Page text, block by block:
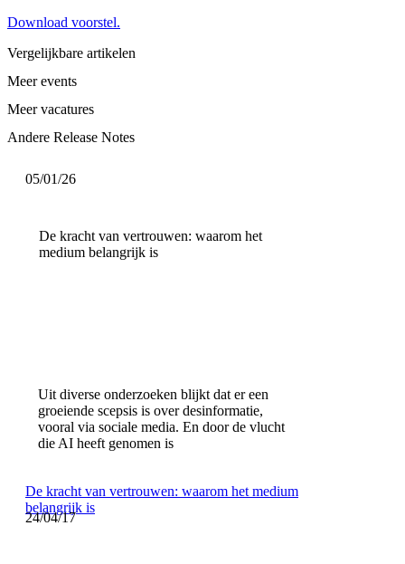
Download voorstel.
Vergelijkbare artikelen
Meer events
Meer vacatures
Andere Release Notes
05/01/26
De kracht van vertrouwen: waarom het
medium belangrijk is
Uit diverse onderzoeken blijkt dat er een
groeiende scepsis is over desinformatie,
vooral via sociale media. En door de vlucht
die AI heeft genomen is
De kracht van vertrouwen: waarom het medium
belangrijk is
24/04/17